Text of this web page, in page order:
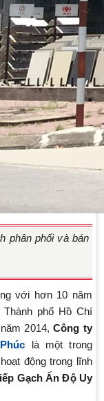
phân phối và bán
với hơn 10 năm
phố Hồ Chí
2014,Công ty
là một trong
động trong lĩnh
Gạch Ấn Độ Uy